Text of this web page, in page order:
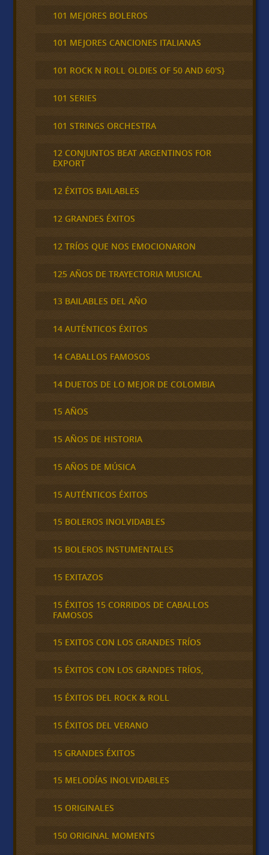
101 MEJORES BOLEROS
101 MEJORES CANCIONES ITALIANAS
101 ROCK N ROLL OLDIES OF 50 AND 60'S}
101 SERIES
101 STRINGS ORCHESTRA
12 CONJUNTOS BEAT ARGENTINOS FOR
EXPORT
12 ÉXITOS BAILABLES
12 GRANDES ÉXITOS
12 TRÍOS QUE NOS EMOCIONARON
125 AÑOS DE TRAYECTORIA MUSICAL
13 BAILABLES DEL AÑO
14 AUTÉNTICOS ÉXITOS
14 CABALLOS FAMOSOS
14 DUETOS DE LO MEJOR DE COLOMBIA
15 AÑOS
15 AÑOS DE HISTORIA
15 AÑOS DE MÚSICA
15 AUTÉNTICOS ÉXITOS
15 BOLEROS INOLVIDABLES
15 BOLEROS INSTUMENTALES
15 EXITAZOS
15 ÉXITOS 15 CORRIDOS DE CABALLOS
FAMOSOS
15 EXITOS CON LOS GRANDES TRÍOS
15 ÉXITOS CON LOS GRANDES TRÍOS,
15 ÉXITOS DEL ROCK & ROLL
15 ÉXITOS DEL VERANO
15 GRANDES ÉXITOS
15 MELODÍAS INOLVIDABLES
15 ORIGINALES
150 ORIGINAL MOMENTS